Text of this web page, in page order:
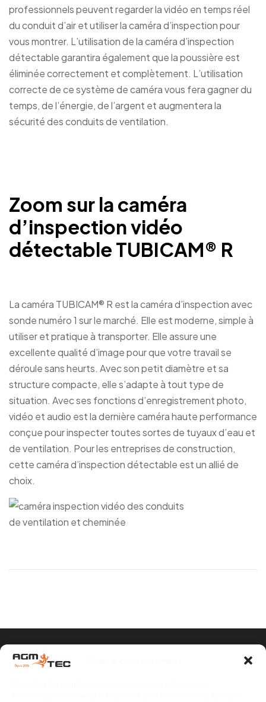
professionnels peuvent regarder la vidéo en temps réel
du conduit d’air et utiliser la caméra d’inspection pour
vous montrer. L’utilisation de la caméra d’inspection
détectable garantira également que la poussière est
éliminée correctement et complètement. L’utilisation
correcte de ce système de caméra vous fera gagner du
temps, de l’énergie, de l’argent et augmentera la
sécurité des conduits de ventilation.
Zoom sur la caméra
d’inspection vidéo
détectable TUBICAM® R
La caméra TUBICAM® R est la caméra d’inspection avec
sonde numéro 1 sur le marché. Elle est moderne, simple à
utiliser et pratique à transporter. Elle assure une
excellente qualité d’image pour que votre travail se
déroule sans heurts. Avec son petit diamètre et sa
structure compacte, elle s’adapte à tout type de
situation. Avec ses fonctions d’enregistrement photo,
vidéo et audio est la dernière caméra haute performance
conçue pour inspecter toutes sortes de tuyaux d’eau et
de ventilation. Pour les entreprises de construction,
cette caméra d’inspection détectable est un allié de
choix.
Coppyright © 2026
d'inspection Ø50 mm